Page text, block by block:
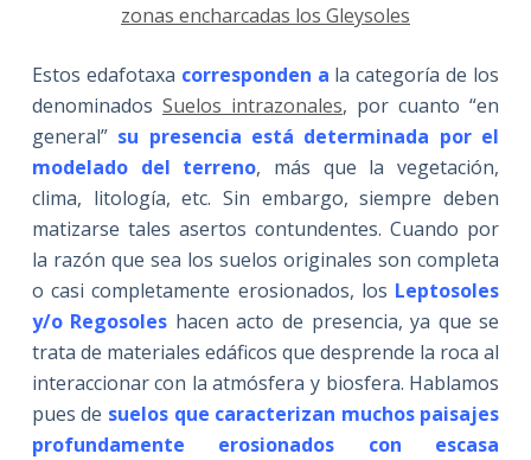
zonas encharcadas los Gleysoles
Estos edafotaxa corresponden a la categoría de los
denominados Suelos intrazonales, por cuanto “en
general” su presencia está determinada por el
modelado del terreno, más que la vegetación,
clima, litología, etc. Sin embargo, siempre deben
matizarse tales asertos contundentes. Cuando por
la razón que sea los suelos originales son completa
o casi completamente erosionados, los Leptosoles
y/o Regosoles hacen acto de presencia, ya que se
trata de materiales edáficos que desprende la roca al
interaccionar con la atmósfera y biosfera. Hablamos
pues de suelos que caracterizan muchos paisajes
profundamente erosionados con escasa